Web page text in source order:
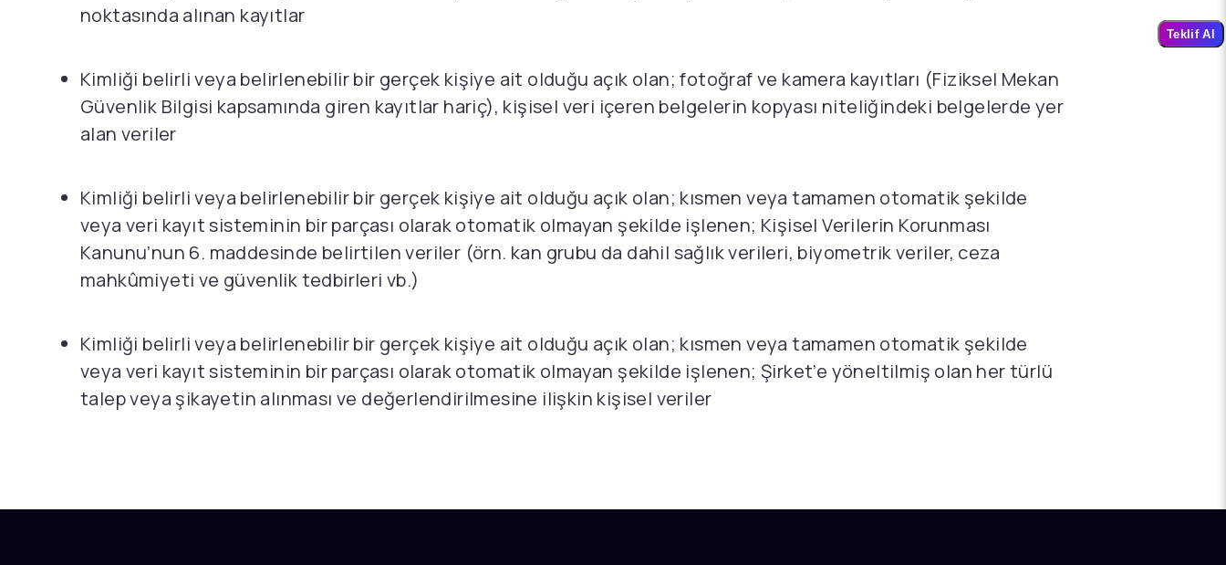
noktasında alınan kayıtlar
Kimliği belirli veya belirlenebilir bir gerçek kişiye ait olduğu açık olan; fotoğraf ve kamera kayıtları (Fiziksel Mekan
Güvenlik Bilgisi kapsamında giren kayıtlar hariç), kişisel veri içeren belgelerin kopyası niteliğindeki belgelerde yer
alan veriler
Kimliği belirli veya belirlenebilir bir gerçek kişiye ait olduğu açık olan; kısmen veya tamamen otomatik şekilde
veya veri kayıt sisteminin bir parçası olarak otomatik olmayan şekilde işlenen; Kişisel Verilerin Korunması
Kanunu’nun 6. maddesinde belirtilen veriler (örn. kan grubu da dahil sağlık verileri, biyometrik veriler, ceza
mahkûmiyeti ve güvenlik tedbirleri vb.)
Kimliği belirli veya belirlenebilir bir gerçek kişiye ait olduğu açık olan; kısmen veya tamamen otomatik şekilde
veya veri kayıt sisteminin bir parçası olarak otomatik olmayan şekilde işlenen; Şirket’e yöneltilmiş olan her türlü
talep veya şikayetin alınması ve değerlendirilmesine ilişkin kişisel veriler
Teklif Al